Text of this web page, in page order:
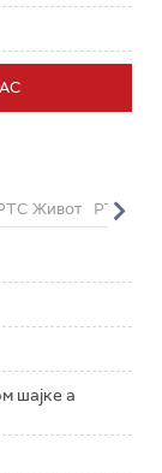
Живот РТС
шајке а